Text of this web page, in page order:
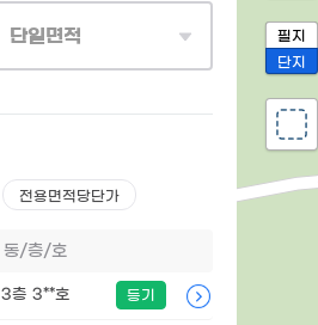
필지
단지
단일면적
전용면적당단가
동/층/호
3층 3**호 등기